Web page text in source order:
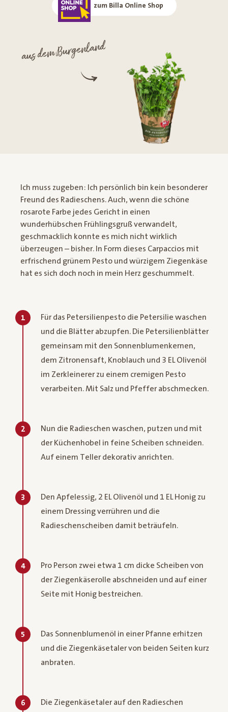
zum Billa Online Shop
aus dem Burgenland
Ich muss zugeben: Ich persönlich bin kein besonderer
Freund des Radieschens. Auch, wenn die schöne
rosarote Farbe jedes Gericht in einen
wunderhübschen Frühlingsgruß verwandelt,
geschmacklich konnte es mich nicht wirklich
überzeugen – bisher. In Form dieses Carpaccios mit
erfrischend grünem Pesto und würzigem Ziegenkäse
hat es sich doch noch in mein Herz geschummelt.
1
Für das Petersilienpesto die Petersilie waschen
und die Blätter abzupfen. Die Petersilienblätter
gemeinsam mit den Sonnenblumenkernen,
dem Zitronensaft, Knoblauch und 3 EL Olivenöl
im Zerkleinerer zu einem cremigen Pesto
verarbeiten. Mit Salz und Pfeffer abschmecken.
2
Nun die Radieschen waschen, putzen und mit
der Küchenhobel in feine Scheiben schneiden.
Auf einem Teller dekorativ anrichten.
3
Den Apfelessig, 2 EL Olivenöl und 1 EL Honig zu
einem Dressing verrühren und die
Radieschenscheiben damit beträufeln.
4
Pro Person zwei etwa 1 cm dicke Scheiben von
der Ziegenkäserolle abschneiden und auf einer
Seite mit Honig bestreichen.
5
Das Sonnenblumenöl in einer Pfanne erhitzen
und die Ziegenkäsetaler von beiden Seiten kurz
anbraten.
6
Die Ziegenkäsetaler auf den Radieschen